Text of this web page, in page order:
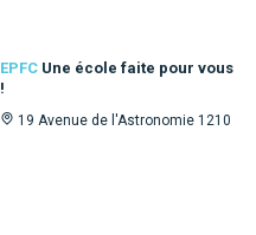
EPFC Une école faite pour vous
!
19 Avenue de l'Astronomie 1210